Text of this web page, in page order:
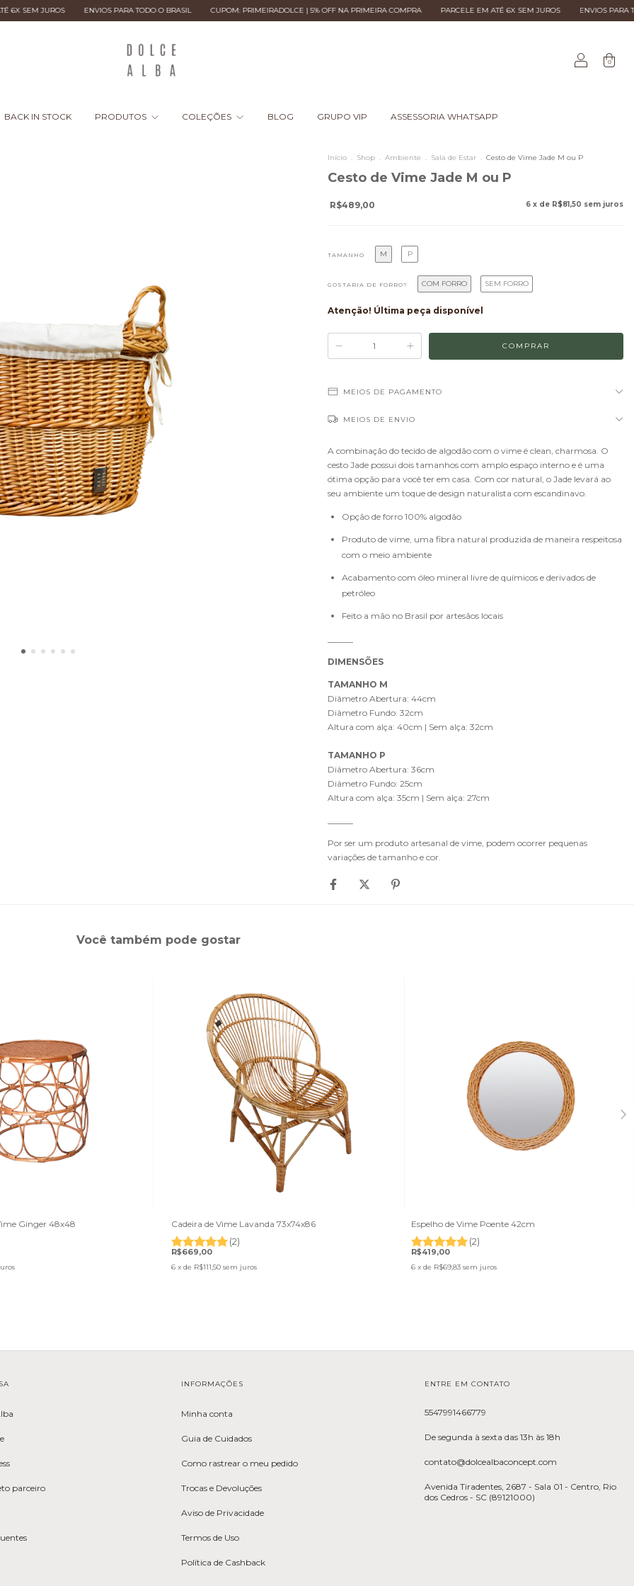
ENVIOS PARA TODO O BRASIL CUPOM: PRIMEIRADOLCE | 5% OFF NA PRIMEIRA COMPRA PARCELE EM ATÉ 6X SEM JUROS ENVIOS PARA TODO O BRASIL
0
BACK IN STOCK PRODUTOS COLEÇÕES BLOG GRUPO VIP ASSESSORIA WHATSAPP
Início . Shop . Ambiente . Sala de Estar . Cesto de Vime Jade M ou P
Cesto de Vime Jade M ou P
R$489,00 6 x de R$81,50 sem juros
TAMANHO M P
GOSTARIA DE FORRO? COM FORRO SEM FORRO
Atenção! Última peça disponível
MEIOS DE PAGAMENTO
MEIOS DE ENVIO
A combinação do tecido de algodão com o vime é clean, charmosa. O
cesto Jade possui dois tamanhos com amplo espaço interno e é uma
ótima opção para você ter em casa. Com cor natural, o Jade levará ao
seu ambiente um toque de design naturalista com escandinavo.
Opção de forro 100% algodão
Produto de vime, uma fibra natural produzida de maneira respeitosa
com o meio ambiente
Acabamento com óleo mineral livre de químicos e derivados de
petróleo
Feito a mão no Brasil por artesãos locais
DIMENSÕES
TAMANHO M
Diâmetro Abertura: 44cm
Diâmetro Fundo: 32cm
Altura com alça: 40cm | Sem alça: 32cm
TAMANHO P
Diâmetro Abertura: 36cm
Diâmetro Fundo: 25cm
Altura com alça: 35cm | Sem alça: 27cm
Por ser um produto artesanal de vime, podem ocorrer pequenas
variações de tamanho e cor.
Você também pode gostar
Ginger 48x48 Cadeira de Vime Lavanda 73x74x86
(2)
R$669,00
6 x de R$111,50 sem juros
Espelho de Vime Poente 42cm
(2)
R$419,00
6 x de R$69,83 sem juros
parceiro
INFORMAÇÕES
Minha conta
Guia de Cuidados
Como rastrear o meu pedido
Trocas e Devoluções
Aviso de Privacidade
Termos de Uso
Política de Cashback
ENTRE EM CONTATO
5547991466779
De segunda à sexta das 13h às 18h
contato@dolcealbaconcept.com
Avenida Tiradentes, 2687 - Sala 01 - Centro, Rio
dos Cedros - SC (89121000)